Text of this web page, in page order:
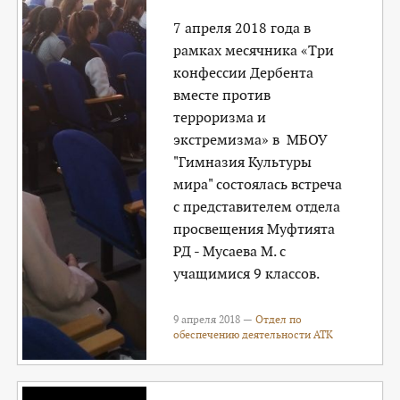
7 апреля 2018 года в
рамках месячника «Три
конфессии Дербента
вместе против
терроризма и
экстремизма» в МБОУ
"Гимназия Культуры
мира" состоялась встреча
с представителем отдела
просвещения Муфтията
РД - Мусаева М. с
учащимися 9 классов.
9 апреля 2018 —Отдел по
обеспечению деятельности АТК